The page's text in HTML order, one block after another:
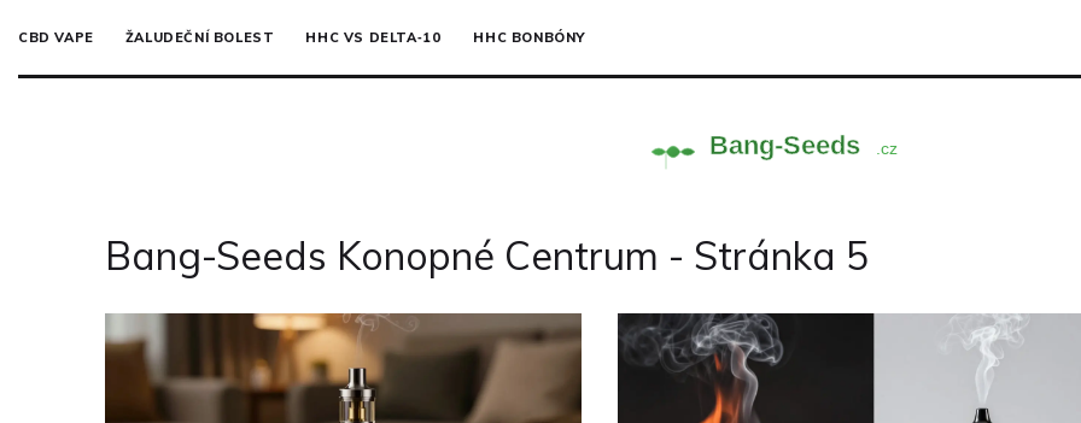
CBD VAPE ŽALUDEČNÍ BOLEST HHC VS DELTA‑10 HHC BONBÓNY
Bang-Seeds Konopné Centrum - Stránka 5